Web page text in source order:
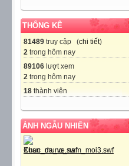
THỐNG KÊ
81489 truy cập (chi tiết)
2 trong hôm nay
89106 lượt xem
2 trong hôm nay
18 thành viên
ẢNH NGẪU NHIÊN